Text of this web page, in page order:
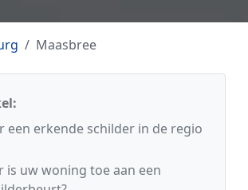
Maasbree
een erkende schilder in de regio
is uw woning toe aan een